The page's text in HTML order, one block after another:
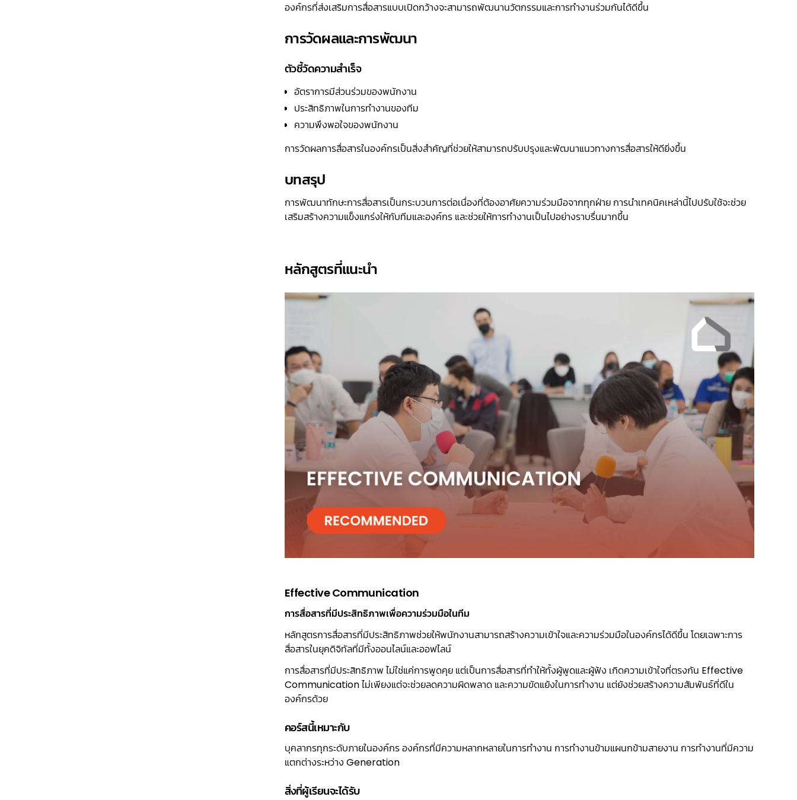
องค์กรที่ส่งเสริมการสื่อสารแบบเปิดกว้างจะสามารถพัฒนานวัตกรรมและการทำงานร่วมกันได้ดีขึ้น
การวัดผลและการพัฒนา
ตัวชี้วัดความสำเร็จ
อัตราการมีส่วนร่วมของพนักงาน
ประสิทธิภาพในการทำงานของทีม
ความพึงพอใจของพนักงาน
การวัดผลการสื่อสารในองค์กรเป็นสิ่งสำคัญที่ช่วยให้สามารถปรับปรุงและพัฒนาแนวทางการสื่อสารให้ดียิ่งขึ้น
บทสรุป
การพัฒนาทักษะการสื่อสารเป็นกระบวนการต่อเนื่องที่ต้องอาศัยความร่วมมือจากทุกฝ่าย การนำเทคนิคเหล่านี้ไปปรับใช้จะช่วย
เสริมสร้างความแข็งแกร่งให้กับทีมและองค์กร และช่วยให้การทำงานเป็นไปอย่างราบรื่นมากขึ้น
หลักสูตรที่แนะนำ
Effective Communication
การสื่อสารที่มีประสิทธิภาพเพื่อความร่วมมือในทีม
หลักสูตรการสื่อสารที่มีประสิทธิภาพช่วยให้พนักงานสามารถสร้างความเข้าใจและความร่วมมือในองค์กรได้ดีขึ้น โดยเฉพาะการ
สื่อสารในยุคดิจิทัลที่มีทั้งออนไลน์และออฟไลน์
การสื่อสารที่มีประสิทธิภาพ ไม่ใช่แค่การพูดคุย แต่เป็นการสื่อสารที่ทำให้ทั้งผู้พูดและผู้ฟัง เกิดความเข้าใจที่ตรงกัน Effective
Communication ไม่เพียงแต่จะช่วยลดความผิดพลาด และความขัดแย้งในการทำงาน แต่ยังช่วยสร้างความสัมพันธ์ที่ดีใน
องค์กรด้วย
คอร์สนี้เหมาะกับ
บุคลากรทุกระดับภายในองค์กร องค์กรที่มีความหลากหลายในการทำงาน การทำงานข้ามแผนกข้ามสายงาน การทำงานที่มีความ
แตกต่างระหว่าง Generation
สิ่งที่ผู้เรียนจะได้รับ